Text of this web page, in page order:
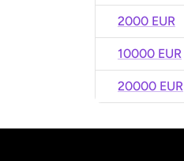
2000 EUR
10000 EUR
20000 EUR